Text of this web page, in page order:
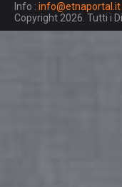
Info : info@etnaportal.it
Copyright 2026. Tutti i